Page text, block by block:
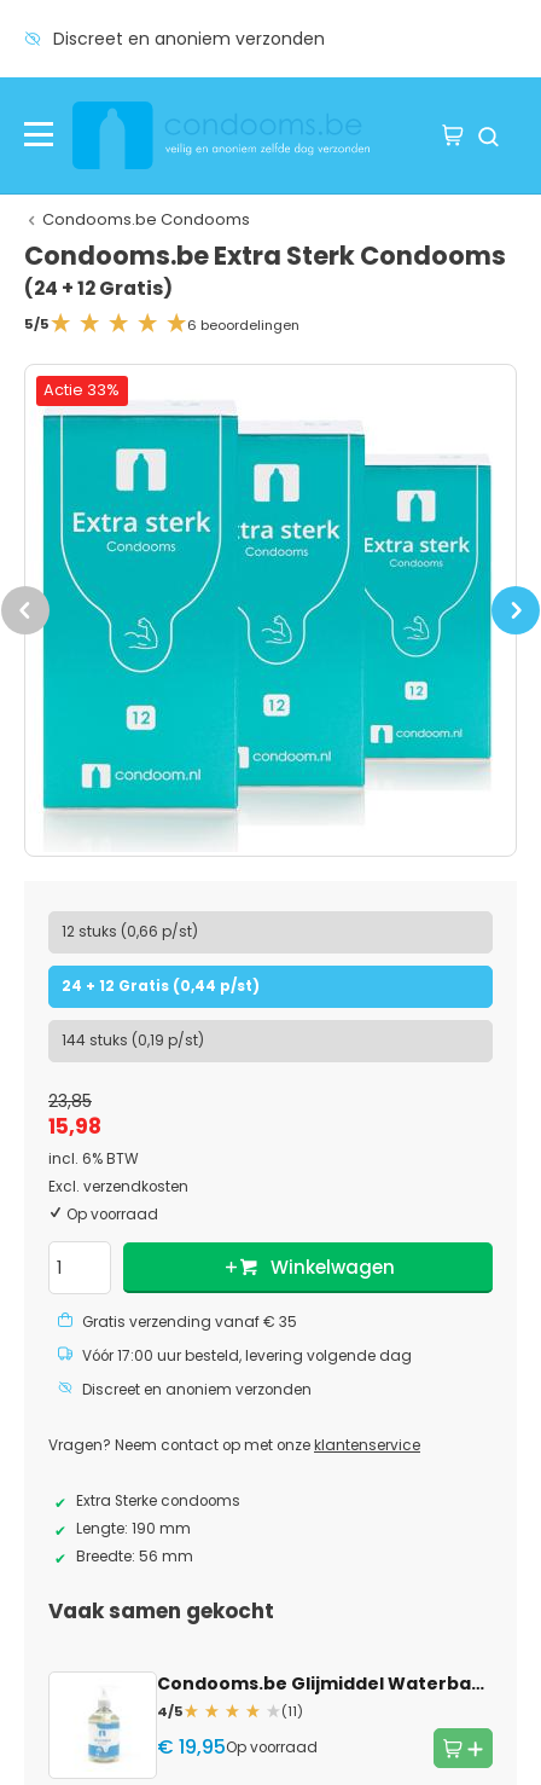
Discreet en anoniem verzonden
Condooms.be Condooms
Condooms.be Extra Sterk Condooms
(24 + 12 Gratis)
5/5 6 beoordelingen
Actie 33%
Previous Next
12 stuks (0,66 p/st)
24 + 12 Gratis (0,44 p/st)
144 stuks (0,19 p/st)
23,85
15,98
incl. 6% BTW
Excl. verzendkosten
Op voorraad
Winkelwagen
Gratis verzending vanaf € 35
Vóór 17:00 uur besteld, levering volgende dag
Discreet en anoniem verzonden
Vragen? Neem contact op met onzeklantenservice
Extra Sterke condooms
Lengte: 190 mm
Breedte: 56 mm
Vaak samen gekocht
Condooms.be Glijmiddel Waterbasis
4/5 (11)
€ 19,95Op voorraad